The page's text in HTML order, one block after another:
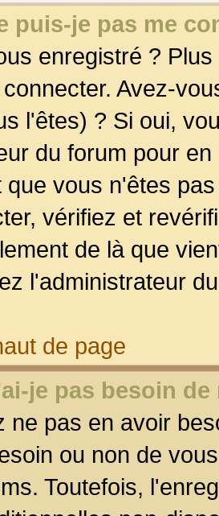
puis-je pas me
enregistré ?
Avez-
l'êtes) ? Si oui,
du forum pour
que vous n'êtes
vérifiez et
de là que
l'administrateur
de page
je pas besoin
ne pas en avoir
ou non de
Toutefois,